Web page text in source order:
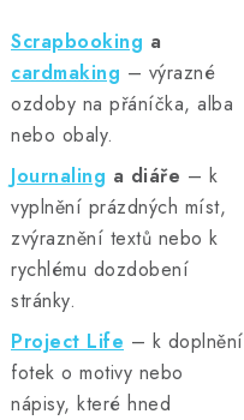
Scrapbooking a
cardmaking – výrazné
ozdoby na přáníčka, alba
nebo obaly.
Journaling a diáře – k
vyplnění prázdných míst,
zvýraznění textů nebo k
rychlému dozdobení
stránky.
Project Life – k doplnění
fotek o motivy nebo
nápisy, které hned